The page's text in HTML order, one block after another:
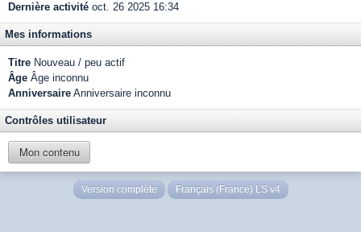
Dernière activité oct. 26 2025 16:34
Mes informations
Titre Nouveau / peu actif
Âge Âge inconnu
Anniversaire Anniversaire inconnu
Contrôles utilisateur
Mon contenu
Version complète Français (France) LS v4